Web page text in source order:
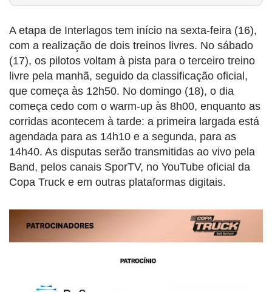
A etapa de Interlagos tem início na sexta-feira (16),
com a realização de dois treinos livres. No sábado
(17), os pilotos voltam à pista para o terceiro treino
livre pela manhã, seguido da classificação oficial,
que começa às 12h50. No domingo (18), o dia
começa cedo com o warm-up às 8h00, enquanto as
corridas acontecem à tarde: a primeira largada está
agendada para as 14h10 e a segunda, para as
14h40. As disputas serão transmitidas ao vivo pela
Band, pelos canais SporTV, no YouTube oficial da
Copa Truck e em outras plataformas digitais.